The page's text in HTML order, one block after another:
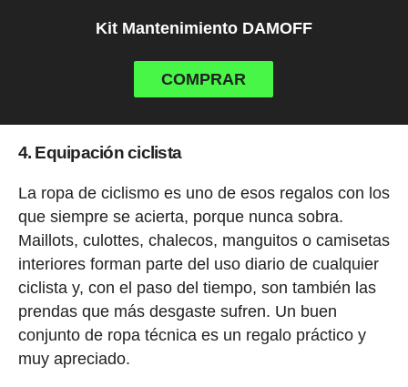
Kit Mantenimiento DAMOFF
COMPRAR
4. Equipación ciclista
La ropa de ciclismo es uno de esos regalos con los
que siempre se acierta, porque nunca sobra.
Maillots, culottes, chalecos, manguitos o camisetas
interiores forman parte del uso diario de cualquier
ciclista y, con el paso del tiempo, son también las
prendas que más desgaste sufren. Un buen
conjunto de ropa técnica es un regalo práctico y
muy apreciado.